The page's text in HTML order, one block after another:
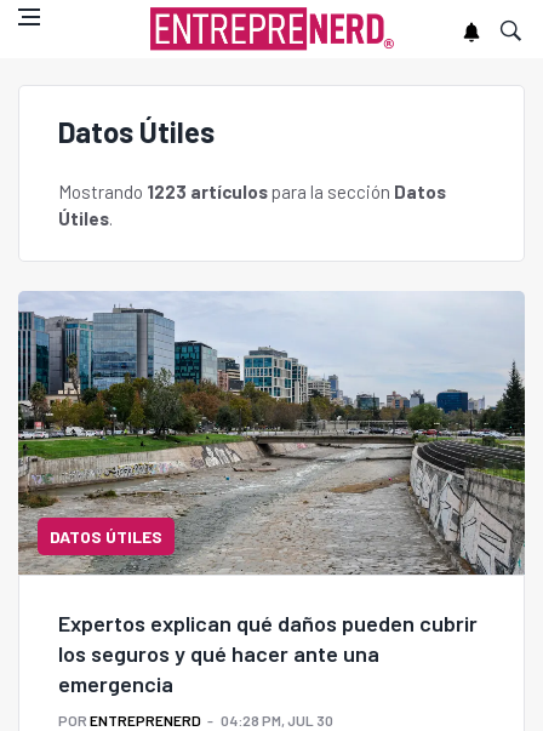
Datos Útiles
Mostrando 1223 artículos para la sección Datos
Útiles.
DATOS ÚTILES
Expertos explican qué daños pueden cubrir
los seguros y qué hacer ante una
emergencia
POR ENTREPRENERD 04:28 PM, JUL 30